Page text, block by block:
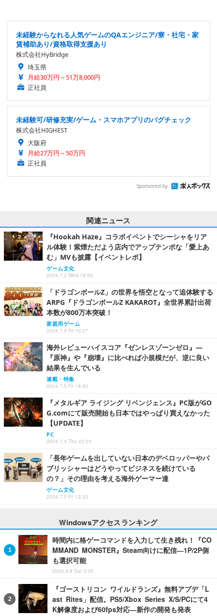
未経験からなれる人気ゲームのQAエンジニア/寮・社宅・家
賃補助あり/資格取得支援あり
株式会社HyBridge
埼玉県
月給30万円～51万8,000円
正社員
未経験可/研修充実/ゲーム・スマホアプリのバグチェック
株式会社HIGHEST
大阪府
月給27万円～50万円
正社員
Sponsored by
関連ニュース
『Hookah Haze』コラボイベントでシーシャをリア
ル体験！紫煙ただよう店内でアップテンポな「愛上あ
む」MVも披露【イベントレポ】
ゲーム文化
2024.7.3 Wed 18:00
「ドラゴンボールZ」の世界を悟空となって追体験する
ARPG『ドラゴンボールZ KAKAROT』全世界累計出荷
本数が800万本突破！
家庭用ゲーム
2024.7.5 Fri 10:27
海外レビューハイスコア『ゼンレスゾーンゼロ』―
『原神』や『崩壊』に比べれば小規模だが、逆に良い
結果を生んでいる
連載・特集
2024.7.5 Fri 18:30
『メタルギア ライジング リベンジェンス』PC版がGO
G.comにて販売開始も日本ではやっぱり買えなかった
【UPDATE】
PC
2024.7.4 Thu 23:23
「長年ゲームを出していない日本のデベロッパーやパ
ブリッシャーはどうやってビジネスを続けている
の？」その理由を考える海外ゲーマー達
ゲーム文化
2024.7.5 Fri 12:53
Windowsアクセスランキング
時間内に格ゲーコマンドを入力して生き残れ！『CO
MMAND MONSTER』Steam向けに配信―1P/2P側
も選択可能
2026.8.8 Sat 0:30
『ゴーストリコン ワイルドランズ』無料アプデ「L
ast Rites」配信。PS5/Xbox Series X/S/PCにて4
K解像度および60fps対応―新作の開発も発表